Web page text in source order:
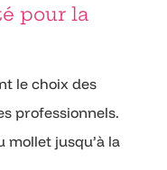
pour la
le choix des
professionnels.
mollet jusqu’à la